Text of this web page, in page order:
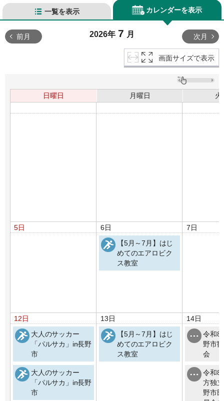
一覧を表示 カレンダーを表示
前月 2026年 7 月 次月
画面サイズで表示
日曜日 月曜日 火
5日 6日
7日
【5月～7月】はじ
めてのエアロビク
ス教室
12日 13日
14日
大人のサッカー
「パルサカ」in長野
市
【5月～7月】はじ
めてのエアロビク
ス教室
令和8
野市
会
大人のサッカー
「パルサカ」in長野
市
令和8
方独
野市